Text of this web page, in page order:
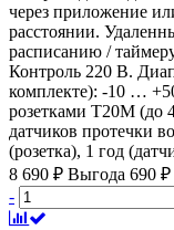
через приложение
расстоянии.
расписанию /
Контроль 220 В.
комплекте): -10 …
розетками Т20M
датчиков протечки
(розетка), 1 год
8 690 ₽ Выгода 690 ₽
-